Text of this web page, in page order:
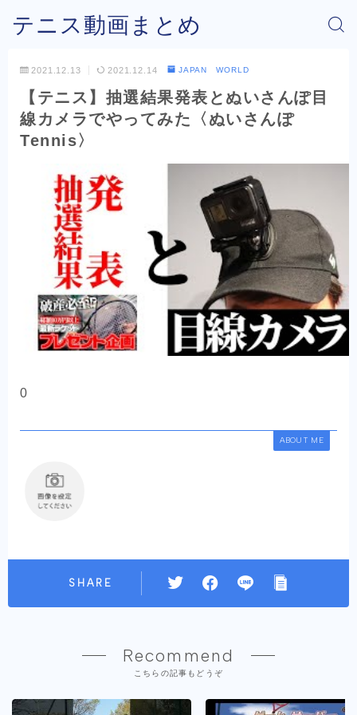
テニス動画まとめ
2021.12.13 2021.12.14 JAPAN WORLD
【テニス】抽選結果発表とぬいさんぽ目
線カメラでやってみた〈ぬいさんぽ
Tennis〉
0
ABOUT ME
SHARE
Recommend
こちらの記事もどうぞ